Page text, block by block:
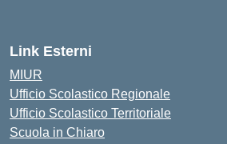
Link Esterni
MIUR
Ufficio Scolastico Regionale
Ufficio Scolastico Territoriale
Scuola in Chiaro